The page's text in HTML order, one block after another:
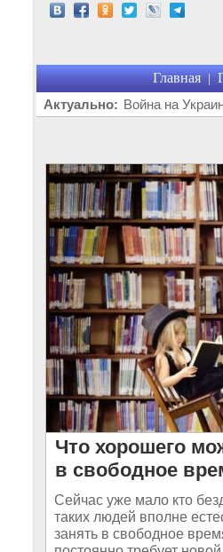
Главная |
Актуально: Война на
Что хорошего
в свободное
Сейчас уже мало кто
таких людей вполне
занять в свободное